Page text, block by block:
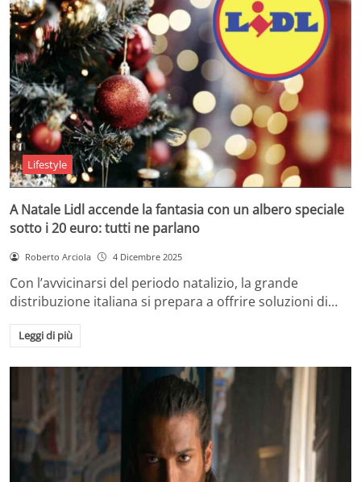
Lifestyle
A Natale Lidl accende la fantasia con un albero speciale
sotto i 20 euro: tutti ne parlano
Roberto Arciola 4 Dicembre 2025
Con l’avvicinarsi del periodo natalizio, la grande
distribuzione italiana si prepara a offrire soluzioni di…
Leggi di più